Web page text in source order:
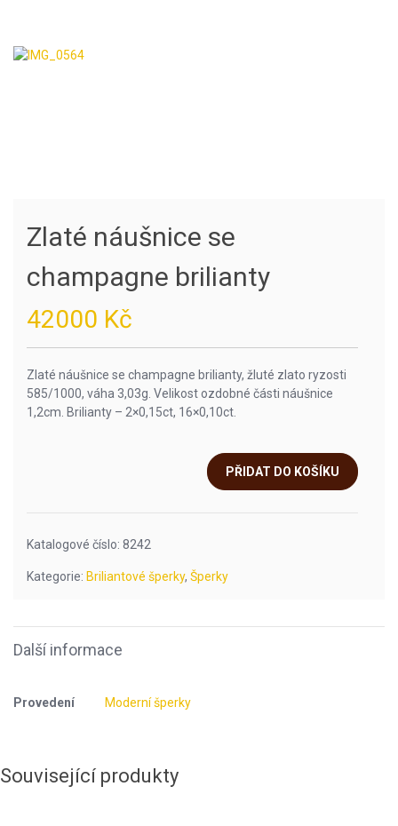
Zlaté náušnice se
champagne brilianty
42000 Kč
Zlaté náušnice se champagne brilianty, žluté zlato ryzosti
585/1000, váha 3,03g. Velikost ozdobné části náušnice
1,2cm. Brilianty – 2×0,15ct, 16×0,10ct.
PŘIDAT DO KOŠÍKU
Katalogové číslo: 8242
Kategorie: Briliantové šperky, Šperky
Další informace
Provedení Moderní šperky
Související produkty